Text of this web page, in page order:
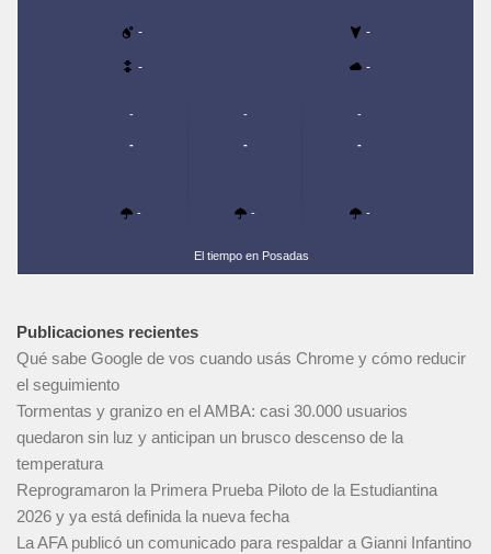
- -
- -
-
-
-
-
-
-
-
-
-
El tiempo en Posadas
Publicaciones recientes
Qué sabe Google de vos cuando usás Chrome y cómo reducir
el seguimiento
Tormentas y granizo en el AMBA: casi 30.000 usuarios
quedaron sin luz y anticipan un brusco descenso de la
temperatura
Reprogramaron la Primera Prueba Piloto de la Estudiantina
2026 y ya está definida la nueva fecha
La AFA publicó un comunicado para respaldar a Gianni Infantino